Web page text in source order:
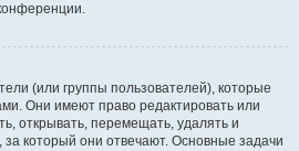
(или группы пользователей), которые
Они имеют право редактировать или
открывать, перемещать, удалять и
который они отвечают. Основные задачи